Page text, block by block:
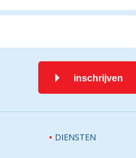
inschrijven
DIENSTEN